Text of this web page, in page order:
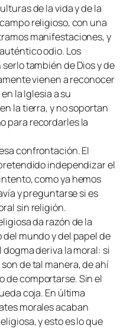
de la vida y de la
religioso, con una
manifestaciones, y
odio. Los
también de Dios y de
vienen a reconocer
la Iglesia a su
la tierra, y no soportan
para recordarles la
confrontación. El
independizar el
como ya hemos
y preguntarse si es
sin religión.
da razón de la
mundo y del papel de
dogma deriva la moral: si
de tal manera, de ahí
de comportarse. Sin el
coja. En última
morales acaban
y esto es lo que